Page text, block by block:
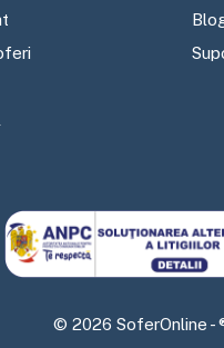
© 2026 SoferOnline -